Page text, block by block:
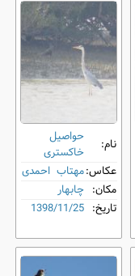
نام:
حواصیل
خاکستری
عکاس:مهتاب احمدی
مکان: چابهار
تاریخ: 1398/11/25